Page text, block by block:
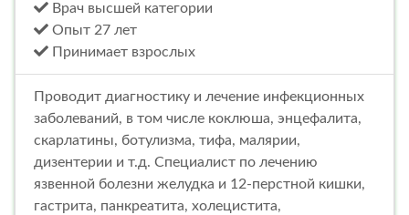
Врач высшей категории
Опыт 27 лет
Принимает взрослых
Проводит диагностику и лечение инфекционных
заболеваний, в том числе коклюша, энцефалита,
скарлатины, ботулизма, тифа, малярии,
дизентерии и т.д. Специалист по лечению
язвенной болезни желудка и 12-перстной кишки,
гастрита, панкреатита, холецистита,